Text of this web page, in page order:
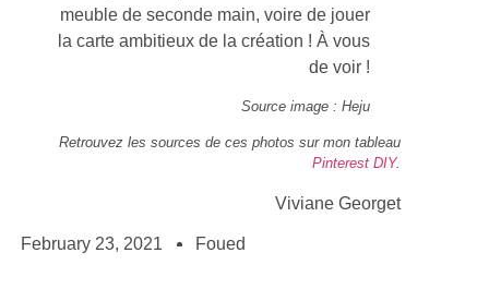
meuble de seconde main, voire de jouer
la carte ambitieux de la création ! À vous
de voir !
Source image : Heju
Retrouvez les sources de ces photos sur mon tableau
Pinterest DIY.
Viviane Georget
February 23, 2021 Foued